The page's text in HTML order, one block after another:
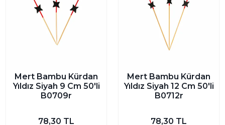
Mert Bambu Kürdan
Yıldız Siyah 9 Cm 50'li
B0709r
78,30 TL
Mert Bambu Kürdan
Yıldız Siyah 12 Cm 50'li
B0712r
78,30 TL